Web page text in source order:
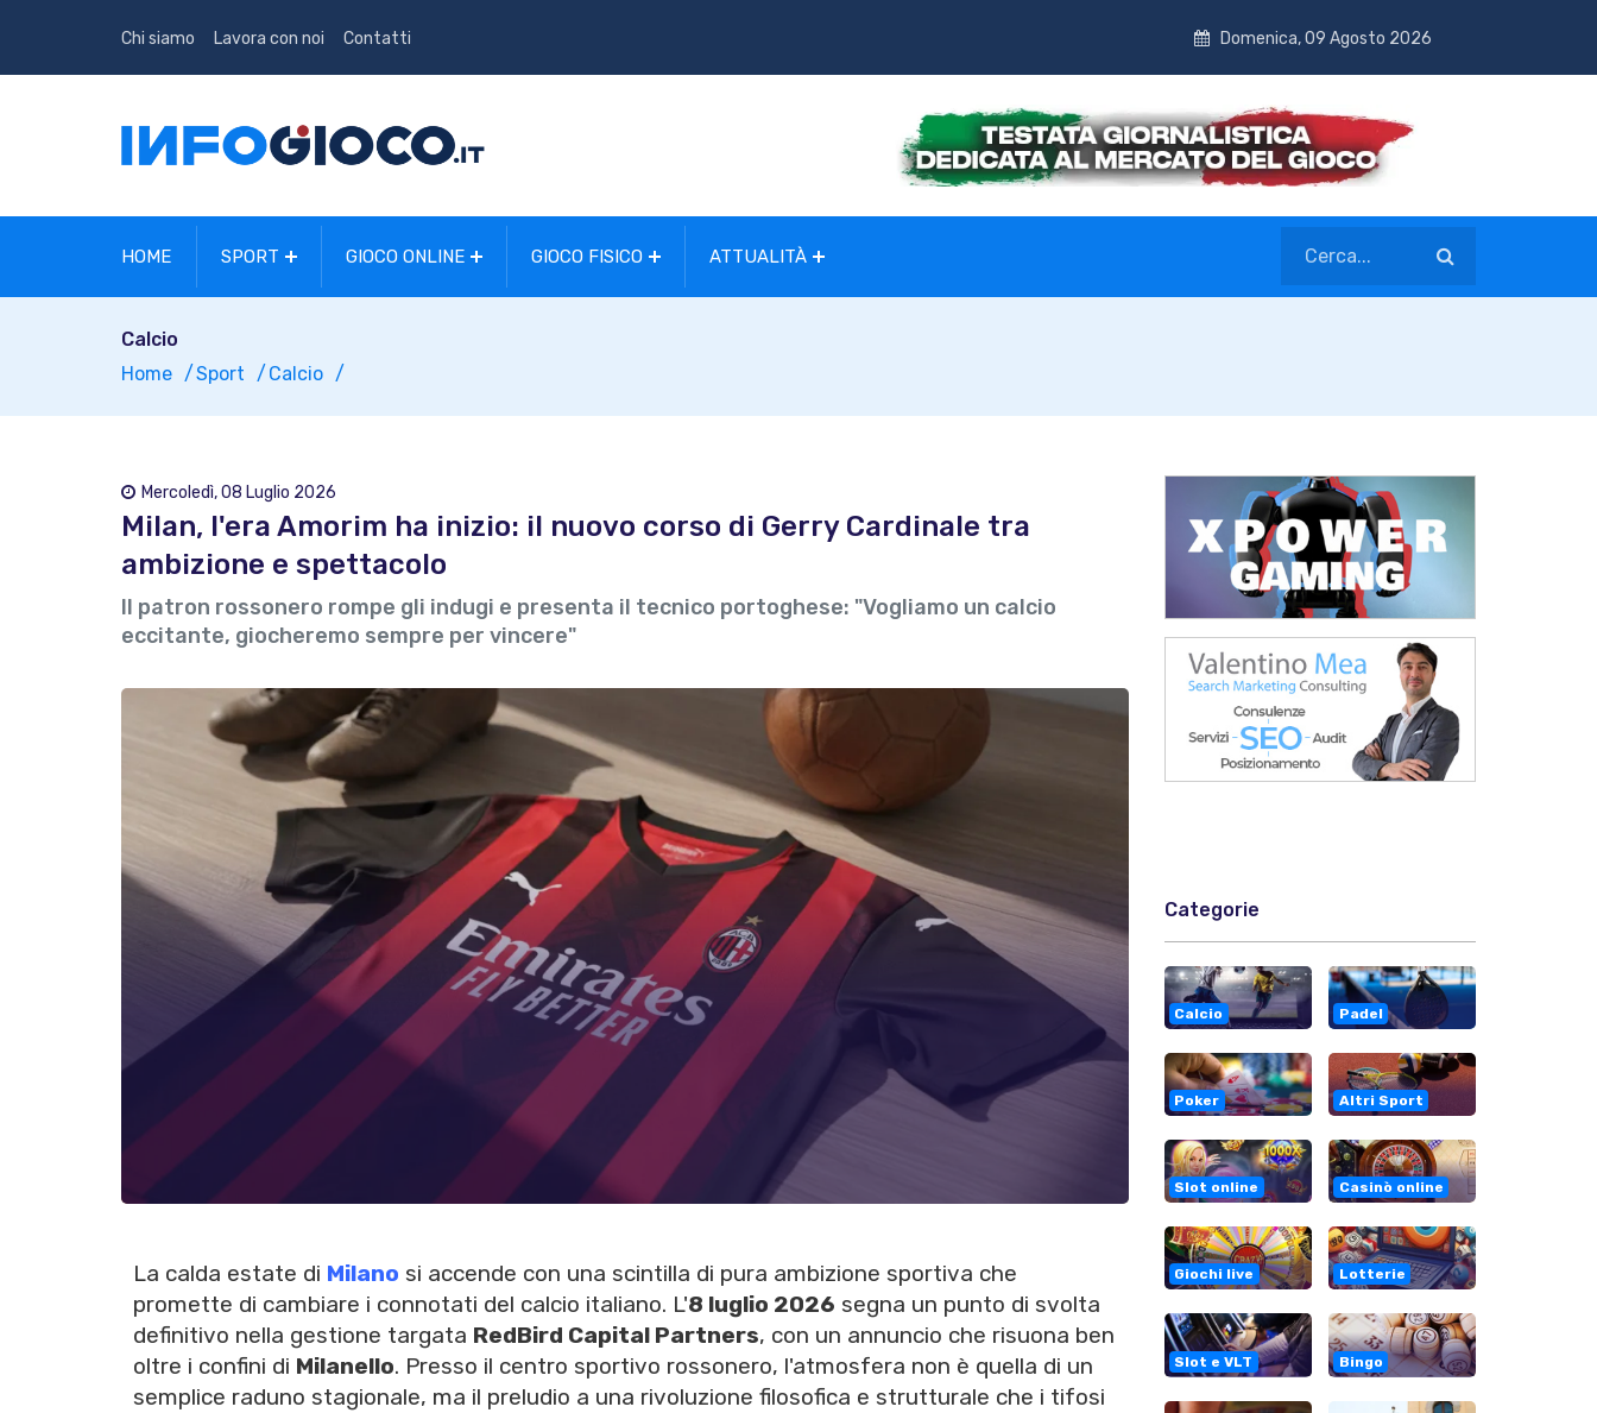
Chi siamo Lavora con noi Contatti Domenica, 09 Agosto 2026
HOME SPORT GIOCO ONLINE GIOCO FISICO ATTUALITÀ
Calcio
Home
Sport Calcio
Mercoledì, 08 Luglio 2026
Milan, l'era Amorim ha inizio: il nuovo corso di Gerry Cardinale tra
ambizione e spettacolo
Il patron rossonero rompe gli indugi e presenta il tecnico portoghese: "Vogliamo un calcio
eccitante, giocheremo sempre per vincere"
La calda estate di Milano si accende con una scintilla di pura ambizione sportiva che
promette di cambiare i connotati del calcio italiano. L'8 luglio 2026 segna un punto di svolta
definitivo nella gestione targata RedBird Capital Partners, con un annuncio che risuona ben
oltre i confini di Milanello. Presso il centro sportivo rossonero, l'atmosfera non è quella di un
semplice raduno stagionale, ma il preludio a una rivoluzione filosofica e strutturale che i tifosi
Categorie
Calcio Padel
Poker Altri Sport
Slot online Casinò online
Giochi live Lotterie
Slot e VLT Bingo